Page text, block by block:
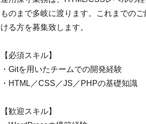
ものまで多岐に渡ります。これまでの
ける方を募集致します。
【必須スキル】
・Gitを用いたチームでの開発経験
・HTML／CSS／JS／PHPの基礎知識
【歓迎スキル】